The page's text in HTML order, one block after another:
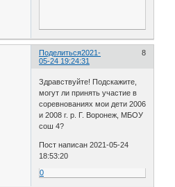
Поделиться 8
2021-
05-24 19:24:31
Здравствуйте! Подскажите,
могут ли принять участие в
соревнованиях мои дети 2006
и 2008 г. р. Г. Воронеж, МБОУ
сош 4?
Пост написан 2021-05-24
18:53:20
0